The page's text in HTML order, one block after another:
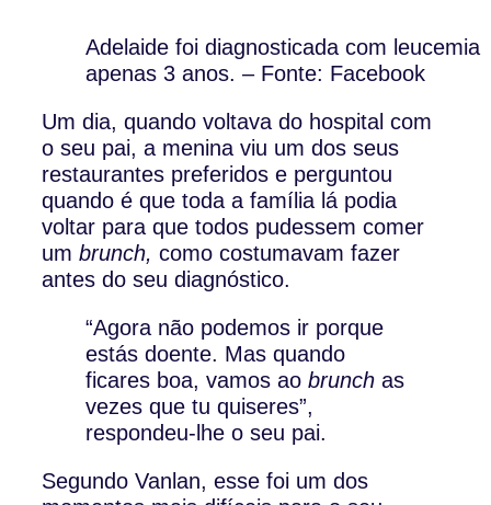
Adelaide foi diagnosticada com leucemia
apenas 3 anos. – Fonte: Facebook
Um dia, quando voltava do hospital com
o seu pai, a menina viu um dos seus
restaurantes preferidos e perguntou
quando é que toda a família lá podia
voltar para que todos pudessem comer
umbrunch,como costumavam fazer
antes do seu diagnóstico.
“Agora não podemos ir porque
estás doente. Mas quando
ficares boa, vamos aobrunch as
vezes que tu quiseres”,
respondeu-lhe o seu pai.
Segundo Vanlan, esse foi um dos